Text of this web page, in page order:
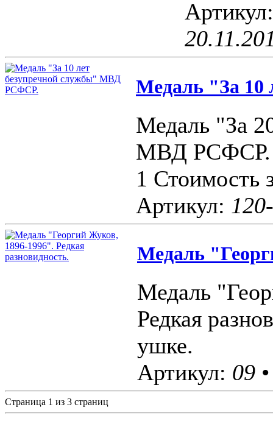
Медаль "За 10
Медаль "За
МВД РСФСР.
1 Стоимость
Артикул:
Медаль
Медаль
Редкая
ушке.
Артикул: 09
Страница 1 из 3 страниц